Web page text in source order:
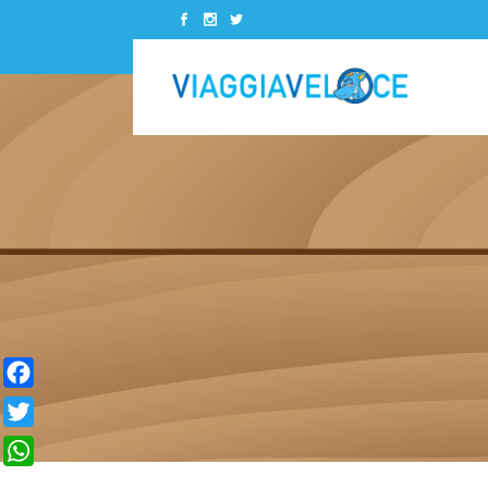
Seychelles
Canada
Seychelles
Canada
Costa Rica
Messico
Panamà
Facebook
Twitter